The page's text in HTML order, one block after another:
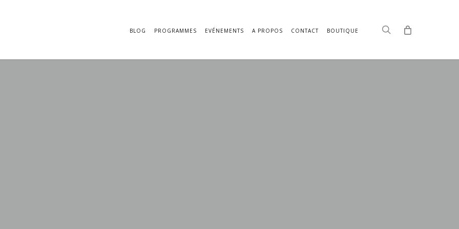
BLOG PROGRAMMES EVÉNEMENTS A PROPOS CONTACT BOUTIQUE search